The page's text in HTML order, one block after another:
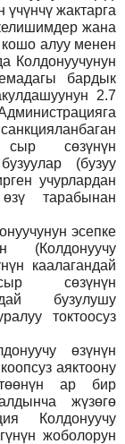
жактарга
жана
алуу менен
Колдонуучунун
бардык
2.7
сөзүнүн
(бузуу
учурлардан
тарабынан
эсепке
(Колдонуучу
каалагандай
сөзүнүн
бузулушу
токтоосуз
өзүнүн
аяктоону
ар бир
жүзөгө
Колдонуучу
жоболорун